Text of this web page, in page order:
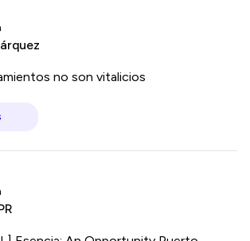
no son vitalicios